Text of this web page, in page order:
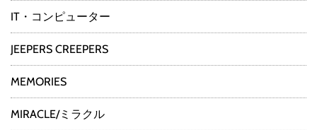
IT・コンピューター
JEEPERS CREEPERS
MEMORIES
MIRACLE/ミラクル